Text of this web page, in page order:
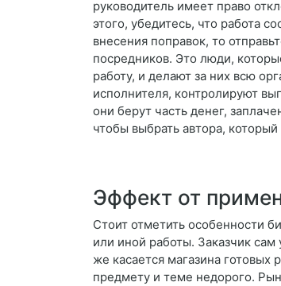
руководитель имеет право
этого, убедитесь, что работа
внесения поправок, то
посредников. Это люди,
работу, и делают за них всю
исполнителя, контролируют
они берут часть денег,
чтобы выбрать автора,
Эффект от
Стоит отметить особенности
или иной работы. Заказчик сам
же касается магазина
предмету и теме недорого.